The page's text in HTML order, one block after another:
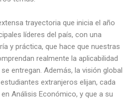
trayectoria que inicia el año
líderes del país, con una
y práctica, que hace que nuestras
realmente la aplicabilidad
entregan. Además, la visión global
extranjeros elijan, cada
Análisis Económico, y que a su